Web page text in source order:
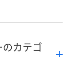
カテゴ